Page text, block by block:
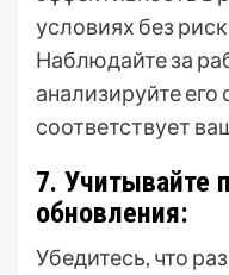
условиях без
Наблюдайте за
анализируйте его
соответствует
7. Учитывайте
обновления:
Убедитесь, что